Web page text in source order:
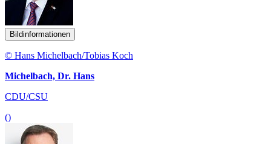
Bildinformationen
© Hans Michelbach/Tobias Koch
Michelbach, Dr. Hans
CDU/CSU
()